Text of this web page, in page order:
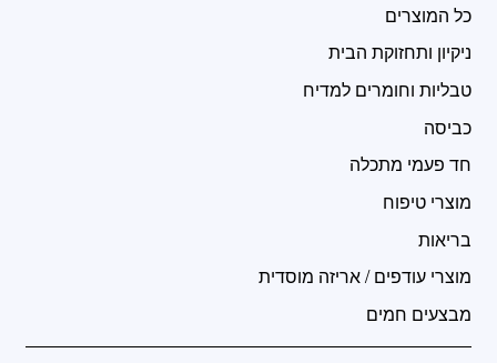
כל המוצרים
ניקיון ותחזוקת הבית
טבליות וחומרים למדיח
כביסה
חד פעמי מתכלה
מוצרי טיפוח
בריאות
מוצרי עודפים / אריזה מוסדית
מבצעים חמים